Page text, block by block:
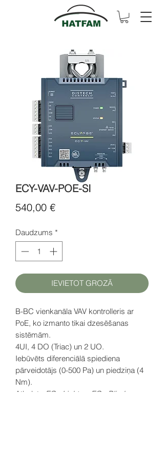
ECY-VAV-POE-SI
540,00 €Cena
Daudzums *
IEVIETOT GROZĀ
B-BC vienkanāla VAV kontrolleris ar
PoE, ko izmanto tikai dzesēšanas
sistēmām.
4UI, 4 DO (Triac) un 2 UO.
Iebūvēts diferenciālā spiediena
pārveidotājs (0-500 Pa) un piedziņa (4
Nm).
Atbalsta
ECx-Lightun
ECx-Blind